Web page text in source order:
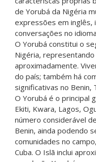
de Yorubá da Nigéria
expressões em inglês,
conversações no
O Yorubá constitui o
Nigéria,
aproximadamente.
do país; também há
significativas no Benin,
O Yorubá é o principal
Ekiti, Kwara, Lagos,
número considerável
Benin, ainda podendo
comunidades no
Cuba. O Islã inclui